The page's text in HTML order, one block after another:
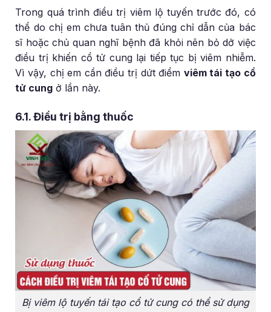
Trong quá trình điều trị viêm lộ tuyến trước đó, có
thể do chị em chưa tuân thủ đúng chỉ dẫn của bác
sĩ hoặc chủ quan nghĩ bệnh đã khỏi nên bỏ dở việc
điều trị khiến cổ tử cung lại tiếp tục bị viêm nhiễm.
Vì vậy, chị em cần điều trị dứt điểm viêm tái tạo cổ
tử cung ở lần này.
6.1. Điều trị bằng thuốc
Bị viêm lộ tuyến tái tạo cổ tử cung có thể sử dụng